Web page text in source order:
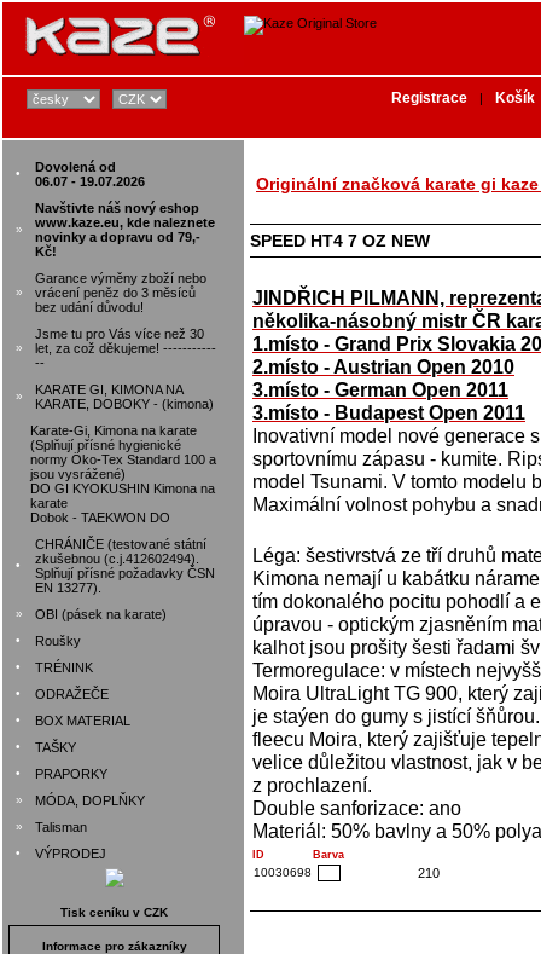
•
Dovolená od
06.07 - 19.07.2026
»
Navštivte náš nový eshop
www.kaze.eu, kde naleznete
novinky a dopravu od 79,-
Kč!
»
Garance výměny zboží nebo
vrácení peněz do 3 měsíců
bez udání důvodu!
»
Jsme tu pro Vás více než 30
let, za což děkujeme! -----------
--
»
KARATE GI, KIMONA NA
KARATE, DOBOKY - (kimona)
Karate-Gi, Kimona na karate
(Splňují přísné hygienické
normy Öko-Tex Standard 100 a
jsou vysrážené)
DO GI KYOKUSHIN Kimona na
karate
Dobok - TAEKWON DO
•
CHRÁNIČE (testované státní
zkušebnou (c.j.412602494).
Splňují přísné požadavky ČSN
EN 13277).
» OBI (pásek na karate)
• Roušky
• TRÉNINK
• ODRAŽEČE
• BOX MATERIAL
• TAŠKY
• PRAPORKY
» MÓDA, DOPLŇKY
» Talisman
• VÝPRODEJ
Tisk ceníku v CZK
Informace pro zákazníky
Registrace | Košík
Originální značková karate gi kaze
SPEED HT4 7 OZ NEW
JINDŘICH PILMANN,
několika-násobný mistr ČR
1.místo - Grand Prix Slovakia
2.místo - Austrian Open 2010
3.místo - German Open 2011
3.místo - Budapest Open 2011
Inovativní model nové generace
sportovnímu zápasu - kumite.
model Tsunami. V tomto modelu
Maximální volnost pohybu a
Léga: šestivrstvá ze tří druhů
Kimona nemají u kabátku
tím dokonalého pocitu pohodlí a
úpravou - optickým zjasněním
kalhot jsou prošity šesti řadami
Termoregulace: v místech
Moira UltraLight TG 900, který
je staýen do gumy s jistící
fleecu Moira, který zajišťuje
velice důležitou vlastnost, jak v
z prochlazení.
Double sanforizace: ano
Materiál: 50% bavlny a 50%
ID Barva
10030698 210